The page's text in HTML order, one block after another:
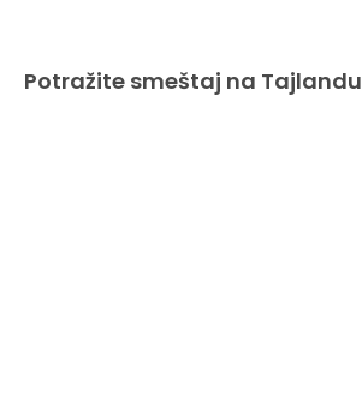
Potražite smeštaj na Tajlandu